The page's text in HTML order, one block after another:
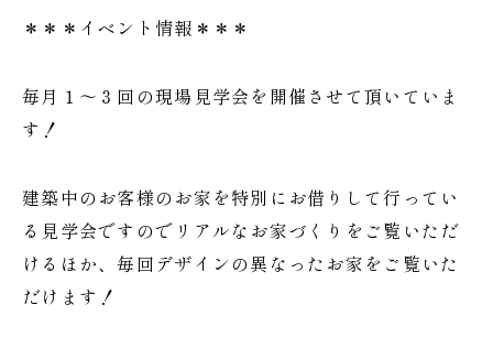
＊＊＊イベント情報＊＊＊
毎月１～３回の現場見学会を開催させて頂いていま
す！
建築中のお客様のお家を特別にお借りして行ってい
る見学会ですのでリアルなお家づくりをご覧いただ
けるほか、毎回デザインの異なったお家をご覧いた
だけます！